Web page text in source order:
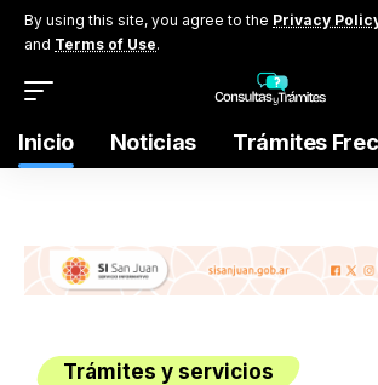
By using this site, you agree to the Privacy
and Terms of Use.
Inicio Noticias Trámites
Trámites y servicios